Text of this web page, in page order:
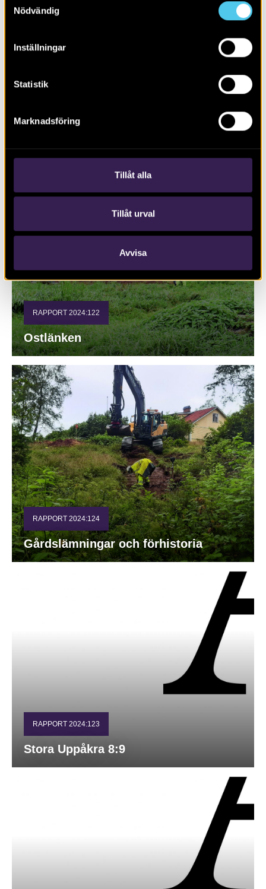
Nödvändig
Inställningar
Statistik
Marknadsföring
Tillåt alla
Tillåt urval
Avvisa
Brons- och järnålder i Fröstad utanför
RAPPORT 2024:122
Ostlänken
RAPPORT 2024:124
Gårdslämningar och förhistoria
RAPPORT 2024:123
Stora Uppåkra 8:9